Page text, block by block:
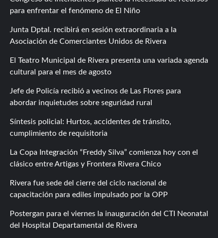
para enfrentar el fenómeno de El Niño
Junta Dptal. recibirá en sesión extraordinaria a la
Asociación de Comerciantes Unidos de Rivera
El Teatro Municipal de Rivera presenta una variada agenda
cultural para el mes de agosto
Jefe de Policía recibió a vecinos de Las Flores para
abordar inquietudes sobre seguridad rural
Síntesis policial: Hurtos, accidentes de tránsito,
cumplimiento de requisitoria
La Copa Integración “Freddy Silva” comienza hoy con el
clásico entre Artigas y Frontera Rivera Chico
Rivera fue sede del cierre del ciclo nacional de
capacitación para ediles impulsado por la OPP
Postergan para el viernes la inauguración del CTI Neonatal
del Hospital Departamental de Rivera